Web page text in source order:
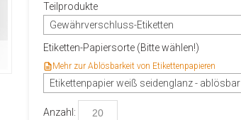
Teilprodukte
Gewährverschluss-Etiketten
Etiketten-Papiersorte (Bitte wählen!)
Mehr zur Ablösbarkeit von Etikettenpapieren
Etikettenpapier weiß seidenglanz - ablösbar
Anzahl: